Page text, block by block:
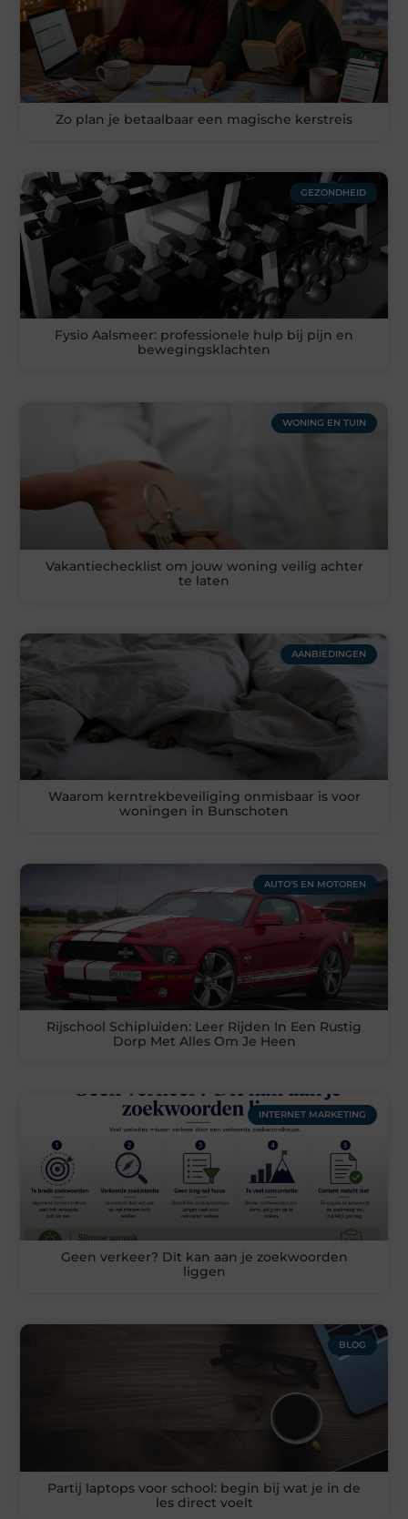
Zo plan je betaalbaar een magische kerstreis
GEZONDHEID
Fysio Aalsmeer: professionele hulp bij pijn en
bewegingsklachten
WONING EN TUIN
Vakantiechecklist om jouw woning veilig achter
te laten
AANBIEDINGEN
Waarom kerntrekbeveiliging onmisbaar is voor
woningen in Bunschoten
AUTO'S EN MOTOREN
Rijschool Schipluiden: Leer Rijden In Een Rustig
Dorp Met Alles Om Je Heen
INTERNET MARKETING
Geen verkeer? Dit kan aan je zoekwoorden
liggen
BLOG
Partij laptops voor school: begin bij wat je in de
les direct voelt